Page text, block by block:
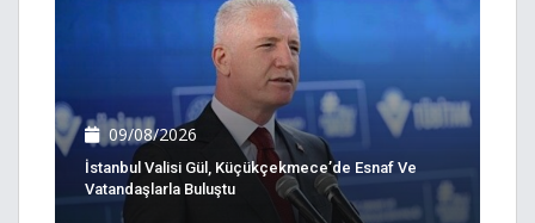
09/08/2026
İstanbul Valisi Gül, Küçükçekmece’de Esnaf Ve
Vatandaşlarla Buluştu